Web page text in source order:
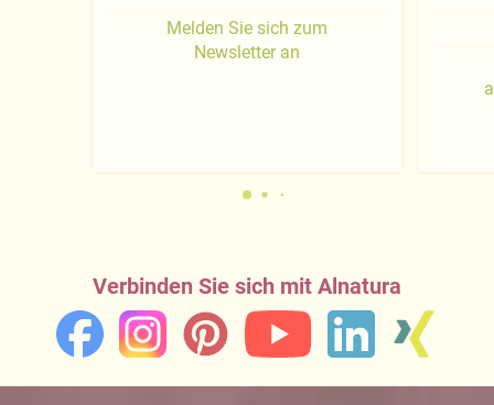
Melden Sie sich zum
Newsletter an
Verbinden Sie sich mit Alnatura